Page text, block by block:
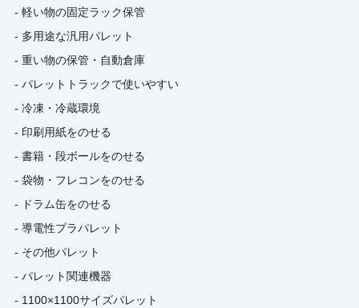
- 軽い物の固定ラック保管
- 多用途な汎用パレット
- 重い物の保管・自動倉庫
- パレットトラックで使いやすい
- 冷凍・冷蔵環境
- 印刷用紙をのせる
- 書籍・段ボールをのせる
- 袋物・フレコンをのせる
- ドラム缶をのせる
- 導電性プラパレット
- その他パレット
- パレット関連機器
- 1100×1100サイズパレット